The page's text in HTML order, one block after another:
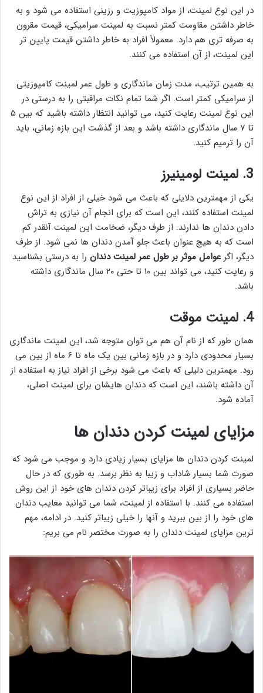
در این نوع لمینت، از مواد کامپوزیت و رزینی استفاده می شود و به
خاطر داشتن مقاومت کمتر نسبت به لمینت سرامیکی، قیمت مقرون
به صرفه تری هم دارد. معمولاً افراد به خاطر داشتن قیمت پایین تر
این لمینت، از آن استفاده می کنند.
به همین ترتیب، مدت زمان ماندگاری و طول عمر لمینت کامپوزیتی
از سرامیکی کمتر است. اگر شما تمام نکات مراقبتی را به درستی در
این نوع لمینت رعایت کنید، می توانید انتظار داشته باشید که بین ۵
تا ۷ سال ماندگاری داشته باشد و بعد از گذشت این بازه زمانی، باید
آن را ترمیم کنید.
3. لمینت لومینیرز
یکی از مهمترین دلایلی که باعث می شود خیلی از افراد از این نوع
لمینت استفاده کنند، این است که برای انجام آن نیازی به تراش
دادن دندان ها ندارند. از طرف دیگر، ضخامت این لمینت آنقدر کم
است که به هیچ عنوان باعث جلو آمدن دندان ها نمی شود. از طرف
دیگر، اگر عوامل موثر بر طول عمر لمینت دندان را به درستی بشناسید
و رعایت کنید، می تواند بین ۱۰ تا حتی ۲۰ سال ماندگاری داشته
باشد.
4. لمینت موقت
همان طور که از نام آن هم می توان متوجه شد، این لمینت ماندگاری
بسیار محدودی دارد و در بازه زمانی بین یک ماه تا ۶ ماه از بین می
رود. مهمترین دلیلی که باعث می شود برخی از افراد نیاز به استفاده از
آن داشته باشند، این است که دندان هایشان برای لمینت اصلی،
آماده شود.
مزایای لمینت کردن دندان ها
لمینت کردن دندان ها مزایای بسیار زیادی دارد و موجب می شود که
صورت شما بسیار شاداب و زیبا به نظر برسد. به طوری که در حال
حاضر بسیاری از افراد برای زیباتر کردن دندان های خود از این روش
استفاده می کنند. با استفاده از لمینت، شما می توانید معایب دندان
های خود را از بین ببرید و آنها را خیلی زیباتر کنید. در ادامه، مهم
ترین مزایای لمینت دندان را به صورت مختصر نام می بریم: